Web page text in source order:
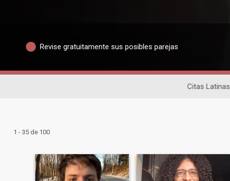
Revise gratuitamente sus posibles parejas
Citas Latinas
1 - 35 de 100